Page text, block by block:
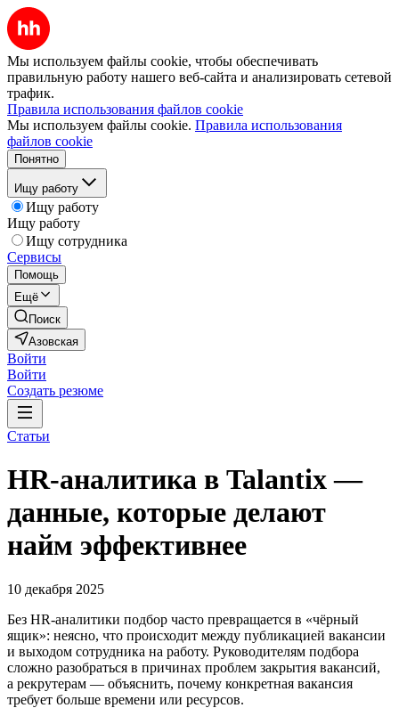
Мы используем файлы cookie, чтобы обеспечивать
правильную работу нашего веб-сайта и анализировать сетевой
трафик.
Правила использования файлов cookie
Мы используем файлы cookie. Правила использования
файлов cookie
Понятно
Ищу работу
Ищу работу
Ищу работу
Ищу сотрудника
Сервисы
Помощь
Ещё
Поиск
Азовская
Войти
Войти
Создать резюме
Статьи
HR-аналитика в Talantix —
данные, которые делают
найм эффективнее
10 декабря 2025
Без HR-аналитики подбор часто превращается в «чёрный
ящик»: неясно, что происходит между публикацией вакансии
и выходом сотрудника на работу. Руководителям подбора
сложно разобраться в причинах проблем закрытия вакансий,
а рекрутерам — объяснить, почему конкретная вакансия
требует больше времени или ресурсов.